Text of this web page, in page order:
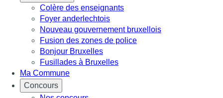
Colère des enseignants
Foyer anderlechtois
Nouveau gouvernement bruxellois
Fusion des zones de police
Bonjour Bruxelles
Fusillades à Bruxelles
Ma Commune
Concours